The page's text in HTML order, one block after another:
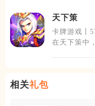
天下策
卡牌游戏丨
在天下策中
相关礼包